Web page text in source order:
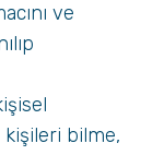
ve
kişileri bilme,